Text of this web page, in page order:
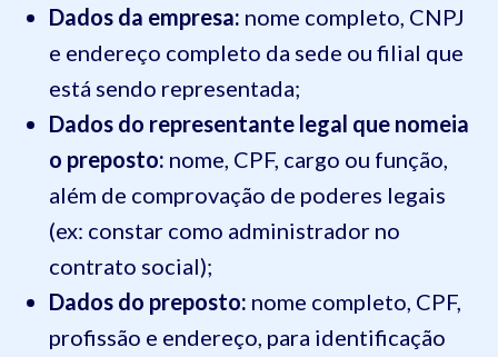
Dados da empresa: nome completo, CNPJ
e endereço completo da sede ou filial que
está sendo representada;
Dados do representante legal que nomeia
o preposto: nome, CPF, cargo ou função,
além de comprovação de poderes legais
(ex: constar como administrador no
contrato social);
Dados do preposto: nome completo, CPF,
profissão e endereço, para identificação